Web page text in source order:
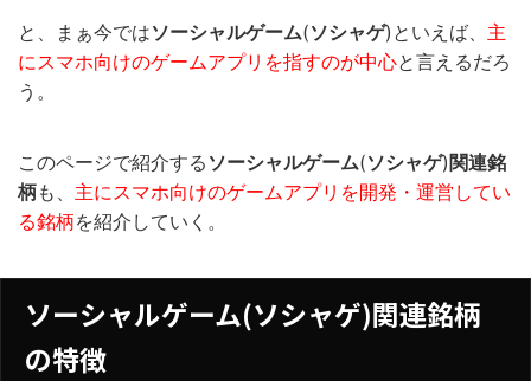
と、まぁ今ではソーシャルゲーム(ソシャゲ)といえば、 主
にスマホ向けのゲームアプリを指すのが中心と言えるだろ
う。
このページで紹介する ソーシャルゲーム(ソシャゲ) 関連銘
柄も、 主にスマホ向けのゲームアプリを開発・運営してい
る銘柄を紹介していく。
ソーシャルゲーム(ソシャゲ)関連銘柄
の特徴